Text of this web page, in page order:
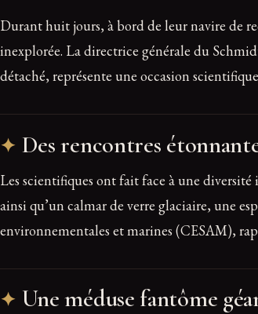
Durant huit jours, à bord de leur navire de
inexplorée. La directrice générale du
détaché, représente une occasion
Des rencontres
Les scientifiques ont fait face à une diversité
ainsi qu’un calmar de verre glaciaire, une
environnementales et marines (CESAM),
Une méduse fantôme